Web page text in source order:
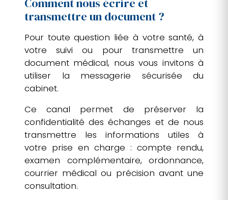
Comment nous écrire et
transmettre un document ?
Pour toute question liée à votre santé, à
votre suivi ou pour transmettre un
document médical, nous vous invitons à
utiliser la messagerie sécurisée du
cabinet.
Ce canal permet de préserver la
confidentialité des échanges et de nous
transmettre les informations utiles à
votre prise en charge : compte rendu,
examen complémentaire, ordonnance,
courrier médical ou précision avant une
consultation.